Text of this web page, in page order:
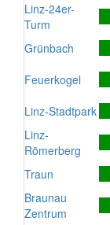
Linz-24er-
Turm
Grünbach
Feuerkogel
Linz-Stadtpark
Linz-
Römerberg
Traun
Braunau
Zentrum